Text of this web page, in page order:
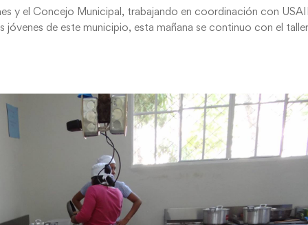
y el Concejo Municipal, trabajando en coordinación con
jóvenes de este municipio, esta mañana se continuo con el